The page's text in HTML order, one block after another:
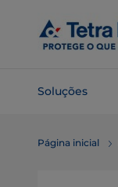
para o
conteúdo
Soluções
Página inicial